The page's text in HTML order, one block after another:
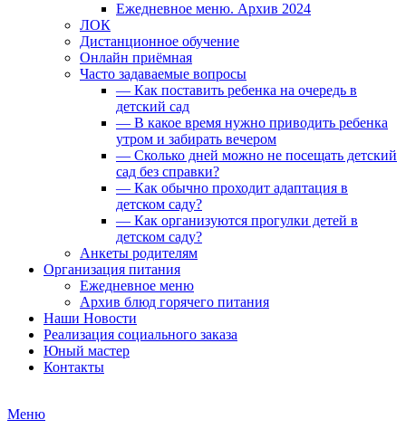
Ежедневное меню. Архив 2024
ЛОК
Дистанционное обучение
Онлайн приёмная
Часто задаваемые вопросы
— Как поставить ребенка на очередь в
детский сад
— В какое время нужно приводить ребенка
утром и забирать вечером
— Сколько дней можно не посещать детский
сад без справки?
— Как обычно проходит адаптация в
детском саду?
— Как организуются прогулки детей в
детском саду?
Анкеты родителям
Организация питания
Ежедневное меню
Архив блюд горячего питания
Наши Новости
Реализация социального заказа
Юный мастер
Контакты
Меню